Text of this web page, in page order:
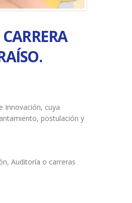
Innovación, cuya
postulación y
Auditoría o carreras